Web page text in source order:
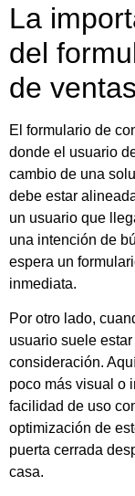
La
del
de ventas
El formulario de
donde el usuario
cambio de una
debe estar
un usuario que
una intención de
espera un
inmediata.
Por otro lado,
usuario suele
consideración.
poco más visual o
facilidad de uso
optimización de
puerta cerrada
casa.